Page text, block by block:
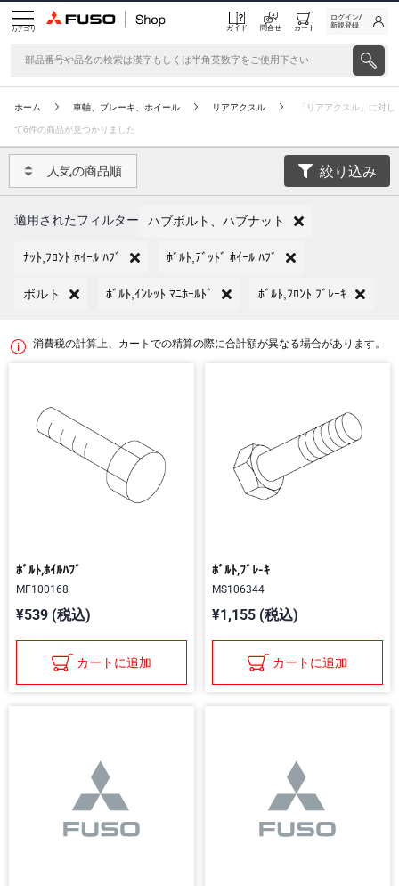
カテゴリ ガイド 問合せ カート
ログイン/
新規登録
ホーム 車軸、ブレーキ、ホイール リアアクスル 「リアアクスル」に対し
て6件の商品が見つかりました
人気の商品順 絞り込み
適用されたフィルター ハブボルト、ハブナット
ﾅｯﾄ,ﾌﾛﾝﾄ ﾎｲｰﾙ ﾊﾌﾞ ﾎﾞﾙﾄ,ﾃﾞｯﾄﾞ ﾎｲｰﾙ ﾊﾌﾞ
ボルト ﾎﾞﾙﾄ,ｲﾝﾚｯﾄ ﾏﾆﾎｰﾙﾄﾞ ﾎﾞﾙﾄ,ﾌﾛﾝﾄ ﾌﾞﾚｰｷ
消費税の計算上、カートでの精算の際に合計額が異なる場合があります。
ﾎﾞﾙﾄ,ﾎｲﾙﾊﾌﾞ
MF100168
¥539 (税込)
カートに追加
ﾎﾞﾙﾄ,ﾌﾞﾚ-ｷ
MS106344
¥1,155 (税込)
カートに追加